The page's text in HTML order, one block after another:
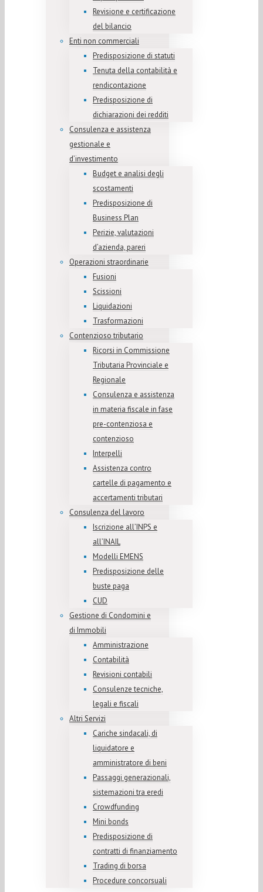
Revisione e certificazione
del bilancio
Enti non commerciali
Predisposizione di statuti
Tenuta della contabilità e
rendicontazione
Predisposizione di
dichiarazioni dei redditi
Consulenza e assistenza
gestionale e
d’investimento
Budget e analisi degli
scostamenti
Predisposizione di
Business Plan
Perizie, valutazioni
d’azienda, pareri
Operazioni straordinarie
Fusioni
Scissioni
Liquidazioni
Trasformazioni
Contenzioso tributario
Ricorsi in Commissione
Tributaria Provinciale e
Regionale
Consulenza e assistenza
in materia fiscale in fase
pre-contenziosa e
contenzioso
Interpelli
Assistenza contro
cartelle di pagamento e
accertamenti tributari
Consulenza del lavoro
Iscrizione all’INPS e
all’INAIL
Modelli EMENS
Predisposizione delle
buste paga
CUD
Gestione di Condomini e
di Immobili
Amministrazione
Contabilità
Revisioni contabili
Consulenze tecniche,
legali e fiscali
Altri Servizi
Cariche sindacali, di
liquidatore e
amministratore di beni
Passaggi generazionali,
sistemazioni tra eredi
Crowdfunding
Mini bonds
Predisposizione di
contratti di finanziamento
Trading di borsa
Procedure concorsuali